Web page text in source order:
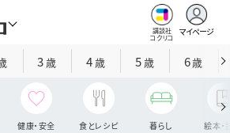
講談社
コクリコ
マイページ
3歳 4歳 5歳 6歳
健康・安全 食とレシピ 暮らし 絵本・